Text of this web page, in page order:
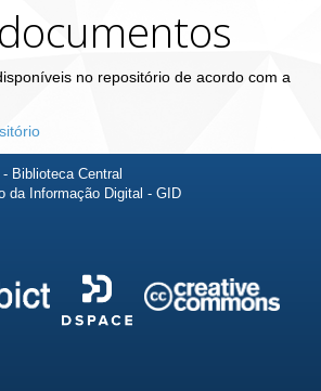
no repositório de acordo com a
Biblioteca Central
da Informação Digital - GID